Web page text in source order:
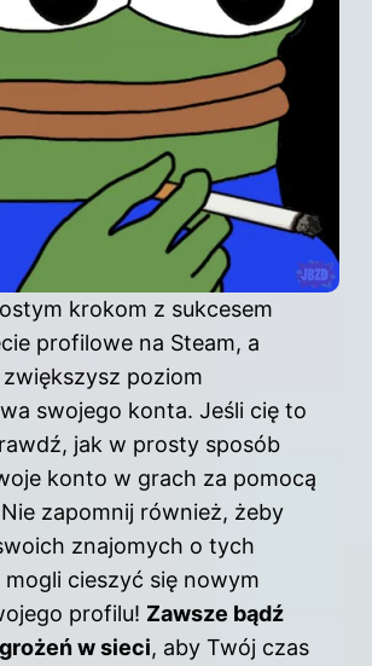
krokom z sukcesem
profilowe na Steam, a
poziom
swojego konta. Jeśli cię to
jak w prosty sposób
konto w grach za pomocą
zapomnij również, żeby
znajomych o tych
cieszyć się nowym
profilu! Zawsze bądź
w sieci, aby Twój czas